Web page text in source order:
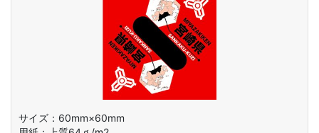
サイズ：60mm×60mm